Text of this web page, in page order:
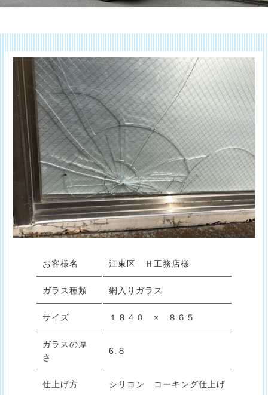
お客様名 江東区 Ｈ工務店様
ガラス種類 網入りガラス
サイズ １８４０ × ８６５
ガラスの厚
さ
6.８
仕上げ方 シリコン コーキング仕上げ